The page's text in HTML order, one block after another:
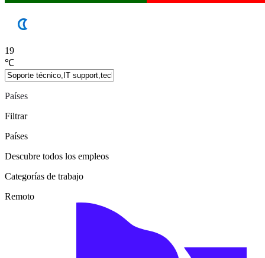
19
℃
Países
Filtrar
Países
Descubre todos los empleos
Categorías de trabajo
Remoto